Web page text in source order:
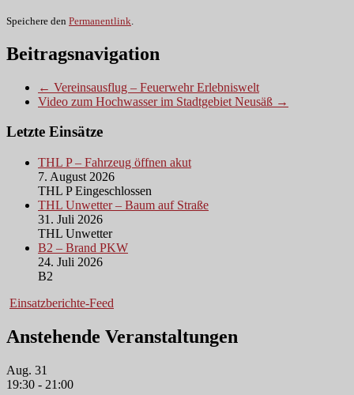
Speichere den Permanentlink
Beitragsnavigation
← Vereinsausflug – Feuerwehr Erlebniswelt
Video zum Hochwasser im Stadtgebiet Neusäß →
Letzte Einsätze
THL P – Fahrzeug öffnen akut
7. August 2026
THL P Eingeschlossen
THL Unwetter – Baum auf Straße
31. Juli 2026
THL Unwetter
B2 – Brand PKW
24. Juli 2026
B2
Einsatzberichte-Feed
Anstehende Veranstaltungen
Aug. 31
19:30 - 21:00